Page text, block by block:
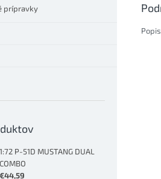
prípravky
1:72 P-51D MUSTANG DUAL
COMBO
€44,59